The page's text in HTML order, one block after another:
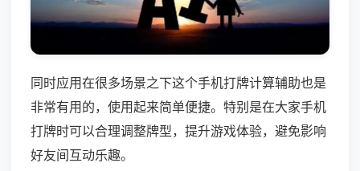
同时应用在很多场景之下这个手机打牌计算辅助也是
非常有用的，使用起来简单便捷。特别是在大家手机
打牌时可以合理调整牌型，提升游戏体验，避免影响
好友间互动乐趣。